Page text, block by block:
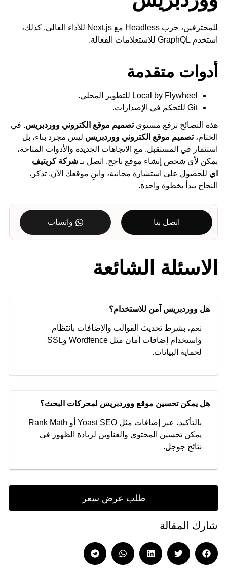
للمحترفين، جرب Headless مع Next.js للأداء العالي. كذلك،
استخدم GraphQL للاستعلامات الفعالة.
أدوات متقدمة
Local by Flywheel للتطوير المحلي.
Git للتحكم في الإصدارات.
هذه النصائح ترفع مستوىتصميم موقع الكتروني ووردبريس. في
الختام،تصميم موقع الكتروني ووردبريس ليس مجرد بناء، بل
استثمار في المستقبل. مع الاتجاهات الجديدة والأدوات المتاحة،
يمكن لأي شخص إنشاء موقع ناجح. اتصل بـ شركة كريتيف
اي للحصول على استشارة مجانية، وابنِ موقعك الآن. تذكر،
النجاح يبدأ بخطوة واحدة.
اتصل بنا واتساب
الاسئلة الشائعة
هل ووردبريس آمن للاستخدام؟
نعم، بشرط تحديث القوالب والإضافات بانتظام
واستخدام إضافات أمان مثل Wordfence وSSL
لحماية البيانات.
هل يمكن تحسين موقع ووردبريس لمحركات البحث؟
بالتأكيد، عبر إضافات مثل Yoast SEO أو Rank Math
يمكن تحسين المحتوى والعناوين لزيادة الظهور في
نتائج جوجل.
طلب عرض سعر
شارك المقالة